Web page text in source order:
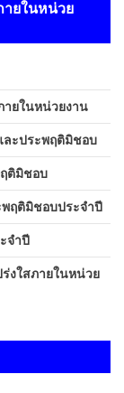
ายในหน่วย
ายในหน่วยงาน
ละประพฤติมิชอบ
ฤติมิชอบ
พฤติมิชอบประจำปี
จำปี
งใสภายในหน่วย